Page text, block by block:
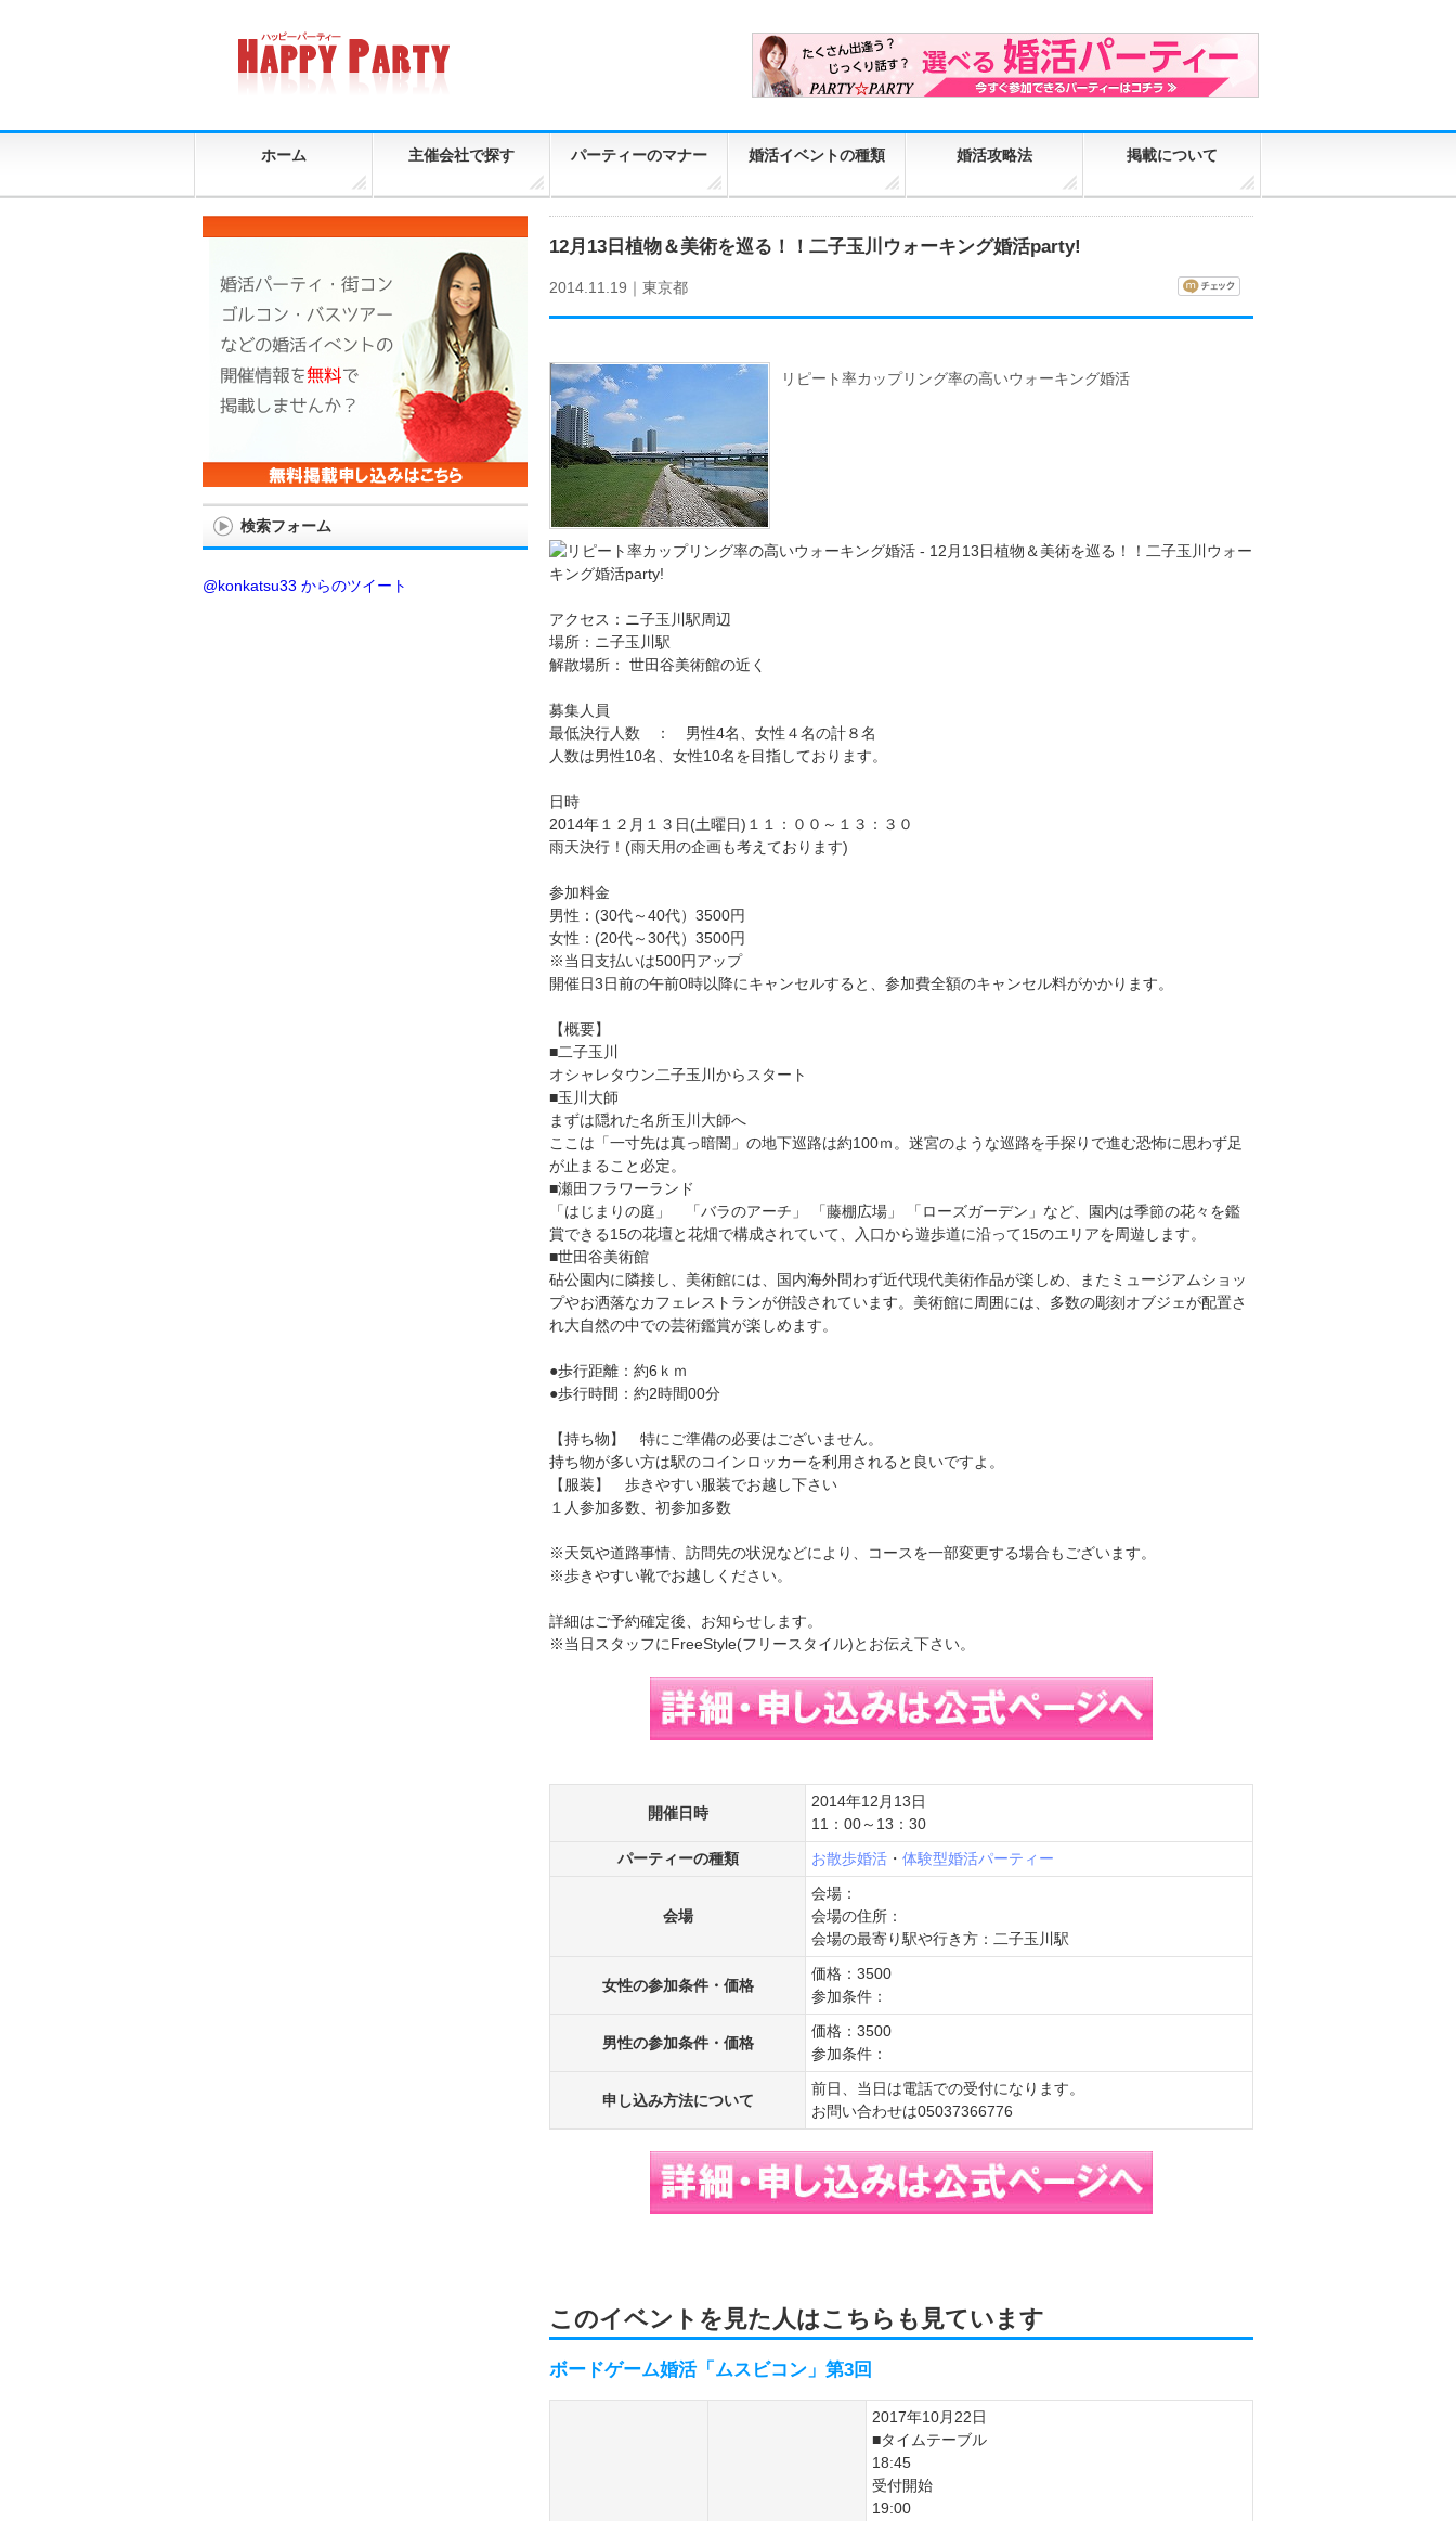
ホーム 主催会社で探す パーティーのマナー 婚活イベントの種類 婚活攻略法 掲載について
12月13日植物＆美術を巡る！！二子玉川ウォーキング婚活party!
2014.11.19｜ 東京都
リピート率カップリング率の高いウォーキング婚活
アクセス：ニ子玉川駅周辺
場所：ニ子玉川駅
解散場所： 世田谷美術館の近く
募集人員
最低決行人数 ： 男性4名、女性４名の計８名
人数は男性10名、女性10名を目指しております。
日時
2014年１２月１３日(土曜日)１１：００～１３：３０
雨天決行！(雨天用の企画も考えております)
参加料金
男性：(30代～40代）3500円
女性：(20代～30代）3500円
※当日支払いは500円アップ
開催日3日前の午前0時以降にキャンセルすると、参加費全額のキャンセル料がかかります。
【概要】
■二子玉川
オシャレタウン二子玉川からスタート
■玉川大師
まずは隠れた名所玉川大師へ
ここは「一寸先は真っ暗闇」の地下巡路は約100ｍ。迷宮のような巡路を手探りで進む恐怖に思わず足
が止まること必定。
■瀬田フラワーランド
「はじまりの庭」 「バラのアーチ」 「藤棚広場」 「ローズガーデン」など、園内は季節の花々を鑑
賞できる15の花壇と花畑で構成されていて、入口から遊歩道に沿って15のエリアを周遊します。
■世田谷美術館
砧公園内に隣接し、美術館には、国内海外問わず近代現代美術作品が楽しめ、またミュージアムショッ
プやお洒落なカフェレストランが併設されています。美術館に周囲には、多数の彫刻オブジェが配置さ
れ大自然の中での芸術鑑賞が楽しめます。
●歩行距離：約6ｋｍ
●歩行時間：約2時間00分
【持ち物】 特にご準備の必要はございません。
持ち物が多い方は駅のコインロッカーを利用されると良いですよ。
【服装】 歩きやすい服装でお越し下さい
１人参加多数、初参加多数
※天気や道路事情、訪問先の状況などにより、コースを一部変更する場合もございます。
※歩きやすい靴でお越しください。
詳細はご予約確定後、お知らせします。
※当日スタッフにFreeStyle(フリースタイル)とお伝え下さい。
開催日時
2014年12月13日
11：00～13：30
パーティーの種類
お散歩婚活 ・ 体験型婚活パーティー
会場
会場：
会場の住所：
会場の最寄り駅や行き方：二子玉川駅
女性の参加条件・価格
価格：3500
参加条件：
男性の参加条件・価格
価格：3500
参加条件：
申し込み方法について
前日、当日は電話での受付になります。
お問い合わせは05037366776
このイベントを見た人はこちらも見ています
ボードゲーム婚活「ムスビコン」第3回
2017年10月22日
■タイムテーブル
18:45
受付開始
19:00
検索フォーム
@konkatsu33 からのツイート